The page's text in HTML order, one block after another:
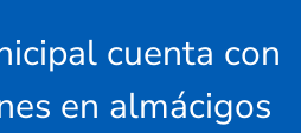
cuenta con
en almácigos